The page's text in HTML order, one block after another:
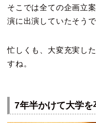
そこでは全ての企画立
演に出演していたそうで
忙しくも、大変充実し
すね。
7年半かけて大学を